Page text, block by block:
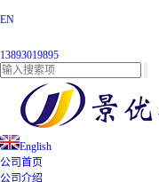
EN
13893019895
English
公司首页
公司介绍